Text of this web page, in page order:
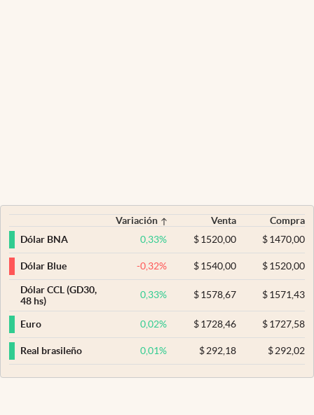
Variación Venta
Compra
Dólar BNA
0,33% $ 1520,00 $1470,00
Dólar Blue -0,32% $ 1540,00 $1520,00
Dólar CCL (GD30,
48 hs)
0,33% $ 1578,67 $1571,43
Euro 0,02% $ 1728,46 $1727,58
Real brasileño 0,01% $ 292,18 $292,02